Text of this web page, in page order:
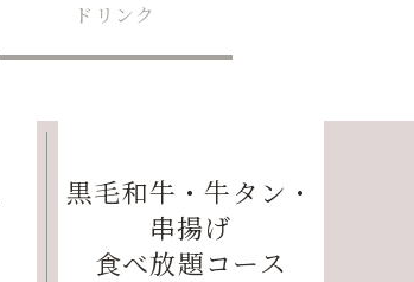
ドリンク
黒毛和牛・牛タン・
串揚げ
食べ放題コース